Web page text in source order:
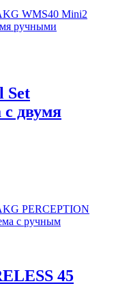
Set
c двумя
45